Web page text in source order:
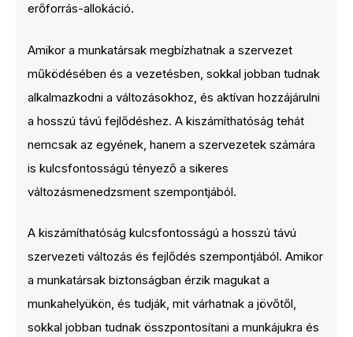
erőforrás-allokáció.
Amikor a munkatársak megbízhatnak a szervezet
működésében és a vezetésben, sokkal jobban tudnak
alkalmazkodni a változásokhoz, és aktívan hozzájárulni
a hosszú távú fejlődéshez. A kiszámíthatóság tehát
nemcsak az egyének, hanem a szervezetek számára
is kulcsfontosságú tényező a sikeres
változásmenedzsment szempontjából.
A kiszámíthatóság kulcsfontosságú a hosszú távú
szervezeti változás és fejlődés szempontjából. Amikor
a munkatársak biztonságban érzik magukat a
munkahelyükön, és tudják, mit várhatnak a jövőtől,
sokkal jobban tudnak összpontosítani a munkájukra és